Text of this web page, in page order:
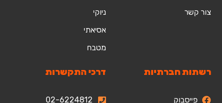
צור קשר
ניוקי
אסיאתי
מטבח
רשתות חברתיות
פייסבוק
דרכי התקשרות
02-6224812